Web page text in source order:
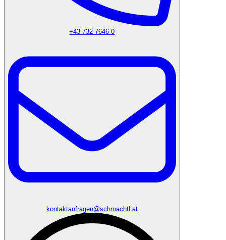
+43 732 7646 0
kontaktanfragen@schmachtl.at